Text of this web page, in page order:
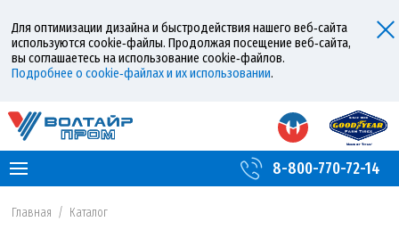
Для оптимизации дизайна и быстродействия нашего веб‑сайта
используются cookie‑файлы. Продолжая посещение веб‑сайта,
вы соглашаетесь на использование cookie‑файлов.
Подробнее о cookie‑файлах и их использовании.
8-800-770-72-14
Главная / Каталог